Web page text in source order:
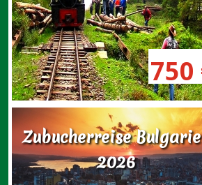
750
Zubucherreise
2026
Die Städte und
Klausenburg, Mediasch,
Hermannstadt,
Honigberg u.v.m.
Napoca(1)-Sighisoara(1)-